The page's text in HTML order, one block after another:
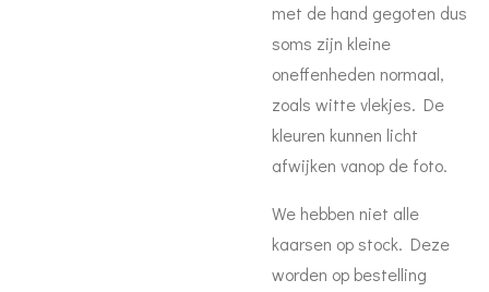
met de hand gegoten dus
soms zijn kleine
oneffenheden normaal,
zoals witte vlekjes. De
kleuren kunnen licht
afwijken vanop de foto.
We hebben niet alle
kaarsen op stock. Deze
worden op bestelling